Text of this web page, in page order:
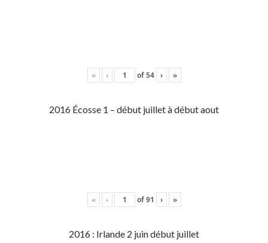
« ‹ of54 › »
2016 Écosse 1 – début juillet à début aout
« ‹ of91 › »
2016 : Irlande 2 juin début juillet